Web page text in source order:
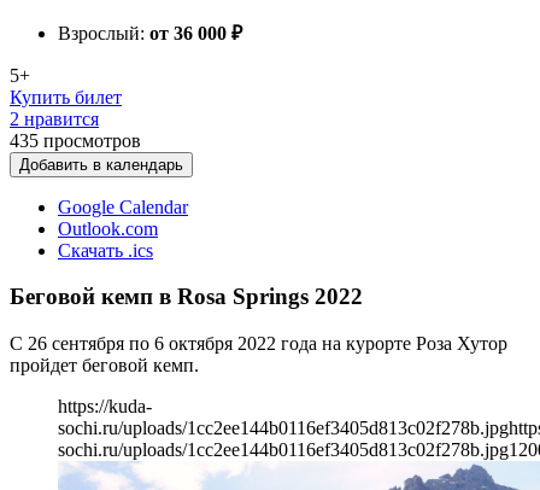
Взрослый: от 36 000 ₽
5+
Купить билет
2 нравится
435 просмотров
Добавить в календарь
Google Calendar
Outlook.com
Скачать .ics
Беговой кемп в Rosa Springs 2022
С 26 сентября по 6 октября 2022 года на курорте Роза Хутор
пройдет беговой кемп.
https://kuda-
sochi.ru/uploads/1cc2ee144b0116ef3405d813c02f278b.jpg
sochi.ru/uploads/1cc2ee144b0116ef3405d813c02f278b.jpg